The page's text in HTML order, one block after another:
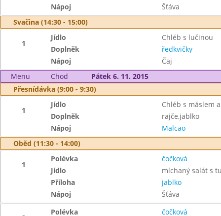
Nápoj
Šťáva
Svačina (14:30 - 15:00)
1
Jídlo
Chléb s lučinou
Doplněk
ředkvičky
Nápoj
Čaj
Menu
Chod
Pátek 6. 11. 2015
Přesnídávka (9:00 - 9:30)
1
Jídlo
Chléb s máslem
Doplněk
rajče,jablko
Nápoj
Malcao
Oběd (11:30 - 14:00)
1
Polévka
čočková
Jídlo
míchaný salát s
Příloha
jablko
Nápoj
Šťáva
Polévka
čočková